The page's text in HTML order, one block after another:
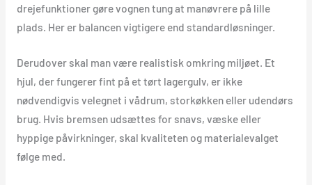
drejefunktioner gøre vognen tung at manøvrere på lille
plads. Her er balancen vigtigere end standardløsninger.
Derudover skal man være realistisk omkring miljøet. Et
hjul, der fungerer fint på et tørt lagergulv, er ikke
nødvendigvis velegnet i vådrum, storkøkken eller udendørs
brug. Hvis bremsen udsættes for snavs, væske eller
hyppige påvirkninger, skal kvaliteten og materialevalget
følge med.